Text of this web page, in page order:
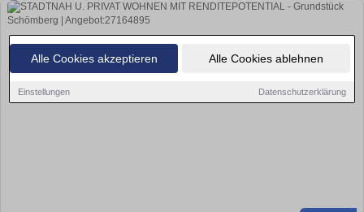
Alle Cookies akzeptieren Alle Cookies ablehnen
Einstellungen Datenschutzerklärung